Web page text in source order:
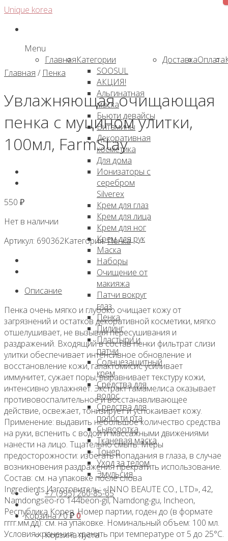
Skip
content
Unique korea
Menu
ГлавнаяКатегории
SOOSUL
АКЦИЯ!
Альгинатная
маска
Бьюти девайсы
Витамины
Декоративная
косметика
Для дома
Ионизаторы с
серебром
Silverex
Крем для глаз
Крем для лица
Крем для ног
Крем для рук
Маска
Наборы
Очищение от
макияжа
Патчи вокруг
глаз
Пенка
Пилинг
Пластыри и
патчи
Солнцезащитный
крем
Средства для
волос
Средства для
полости рта
Сыворотка
Тканевая маска
Тонер
Уход за телом
Эмульсия
ДоставкаОплата
+7 (995) 260-85-65
Корзина /0₽0
Корзина пуста.
Главная / Пенка
Увлажняющая очищающая
пенка с муцином улитки,
100мл, FarmStay
550 ₽
Нет в наличии
Артикул: 690362Категория:Пенка
Описание
Пенка очень мягко и глубоко очищает кожу от
загрязнений и остатков декоративной косметики, мягко
отшелушивает, не вызывая пересушивания и
раздражений. Входящий в состав пенки фильтрат слизи
улитки обеспечивает интенсивное обновление и
восстановление кожи, галактомисис усиливает
иммунитет, сужает поры, выравнивает текстуру кожи,
интенсивно увлажняет. Экстракт гамамелиса оказывает
противовоспалительное и восстанавливающее
действие, освежает, тонизирует и успокаивает кожу.
Применение: выдавить небольшое количество средства
на руки, вспенить с водой и массажными движениями
нанести на лицо. Тщательно смыть. Меры
предосторожности: избегать попадания в глаза, в случае
возникновения раздражения прекратить использование.
Состав: см. на упаковке после слова
Ingredients.Изготовитель: «INNO BEAUTE CO., LTD», 42,
Namdongseo-ro 144beon-gil, Namdong-gu, Incheon,
Республика Корея. Номер партии, годен до (в формате
гггг.мм.дд): см. на упаковке. Номинальный объем: 100 мл.
Условия хранения: хранить при температуре от 5 до 25°С.